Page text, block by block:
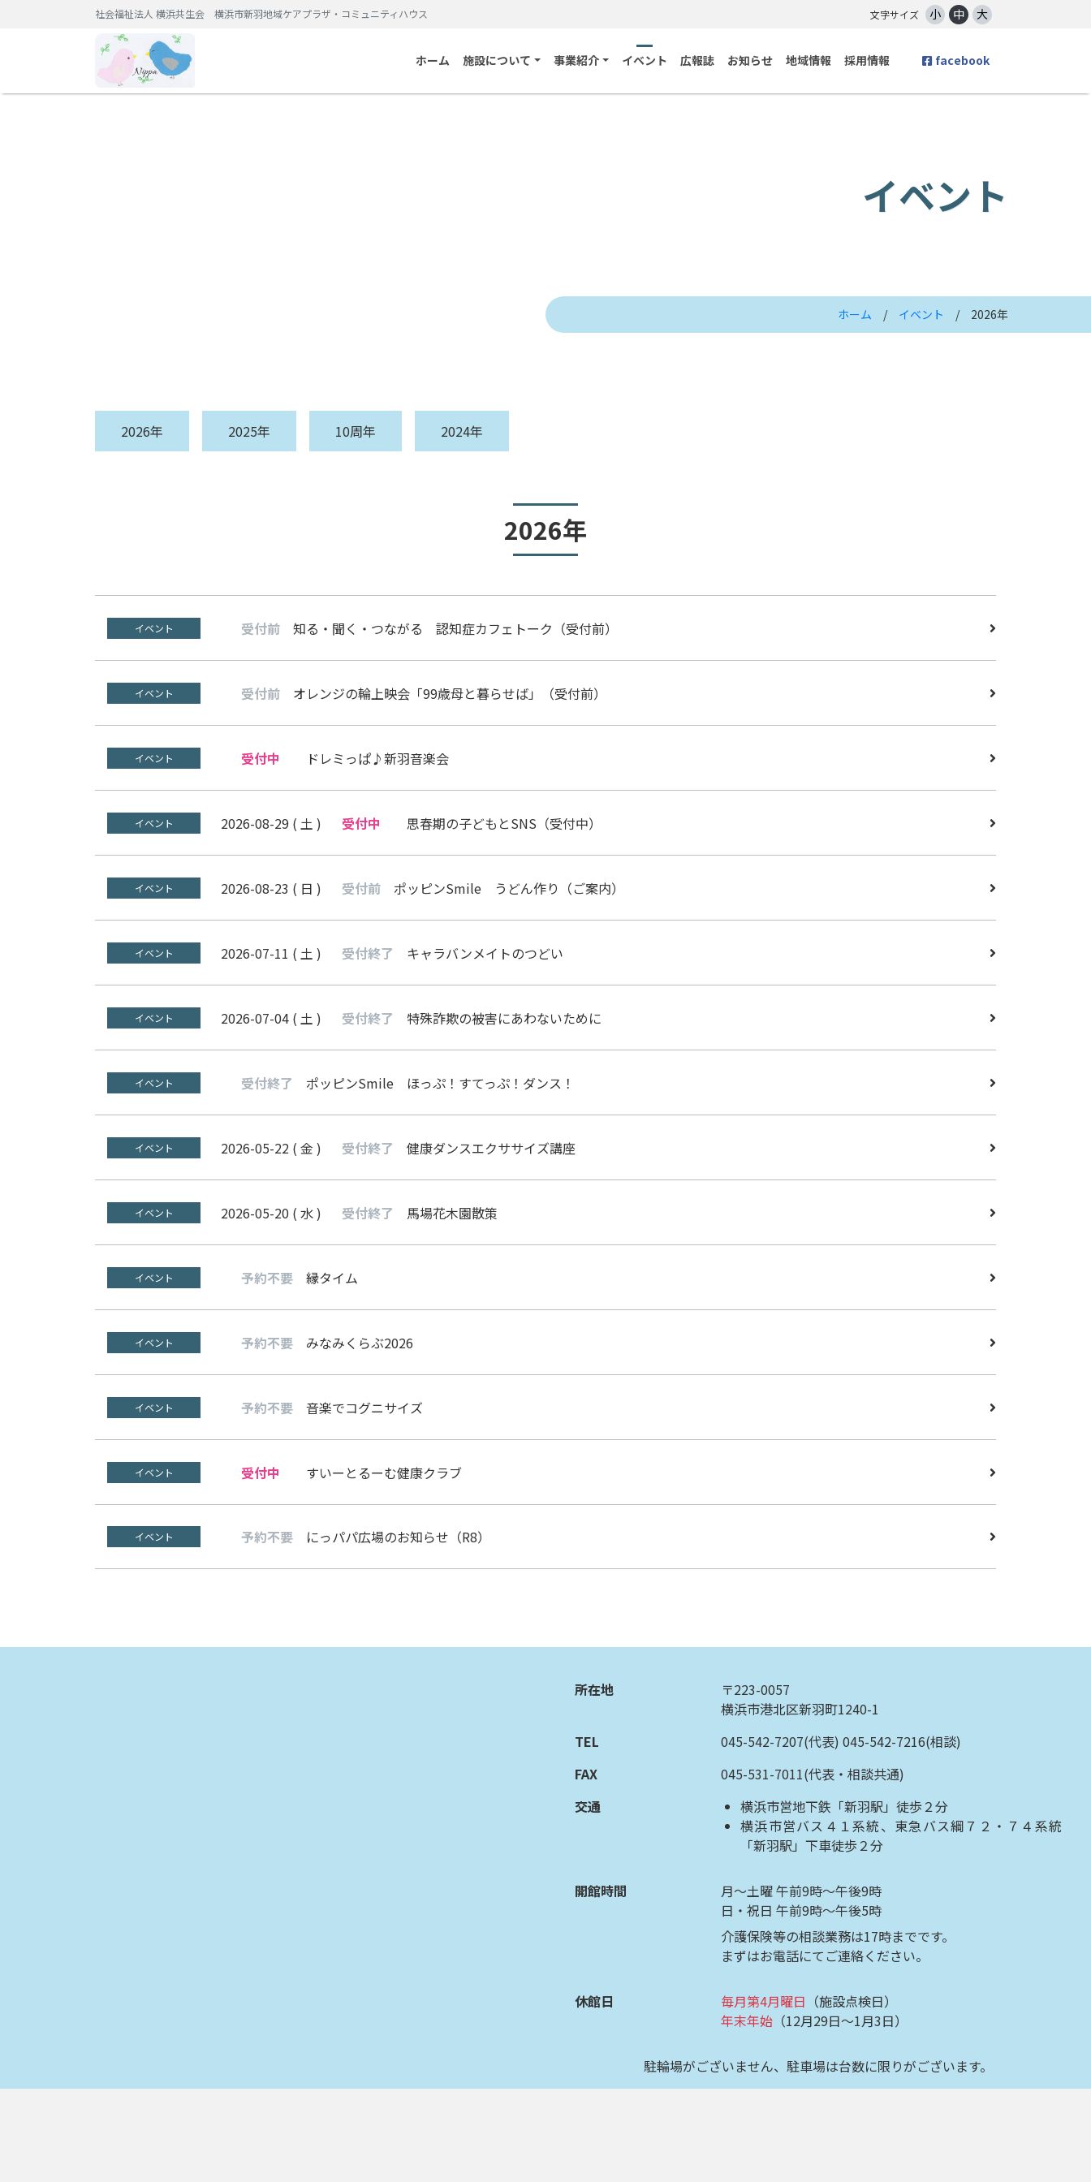
社会福祉法人 横浜共生会 横浜市新羽地域ケアプラザ・コミュニティハウス 文字サイズ 小 中 大
ホーム 施設について 事業紹介 イベント 広報誌 お知らせ 地域情報 採用情報 facebook
イベント
ホーム / イベント / 2026年
2026年 2025年 10周年 2024年
2026年
イベント 受付前 知る・聞く・つながる 認知症カフェトーク（受付前）
イベント 受付前 オレンジの輪上映会「99歳母と暮らせば」（受付前）
イベント 受付中 ドレミっぱ♪新羽音楽会
イベント 2026-08-29 ( 土 ) 受付中 思春期の子どもとSNS（受付中）
イベント 2026-08-23 ( 日 ) 受付前 ポッピンSmile うどん作り（ご案内）
イベント 2026-07-11 ( 土 ) 受付終了 キャラバンメイトのつどい
イベント 2026-07-04 ( 土 ) 受付終了 特殊詐欺の被害にあわないために
イベント 受付終了 ポッピンSmile ほっぷ！すてっぷ！ダンス！
イベント 2026-05-22 ( 金 ) 受付終了 健康ダンスエクササイズ講座
イベント 2026-05-20 ( 水 ) 受付終了 馬場花木園散策
イベント 予約不要 縁タイム
イベント 予約不要 みなみくらぶ2026
イベント 予約不要 音楽でコグニサイズ
イベント 受付中 すいーとるーむ健康クラブ
イベント 予約不要 にっパパ広場のお知らせ（R8）
所在地
〒223-0057
横浜市港北区新羽町1240-1
TEL
045-542-7207(代表) 045-542-7216(相談)
FAX
045-531-7011(代表・相談共通)
交通
横浜市営地下鉄「新羽駅」徒歩２分
横浜市営バス４１系統、東急バス綱７２・７４系統
「新羽駅」下車徒歩２分
開館時間
月～土曜 午前9時～午後9時
日・祝日 午前9時～午後5時
介護保険等の相談業務は17時までです。
まずはお電話にてご連絡ください。
休館日 毎月第4月曜日 （施設点検日）
年末年始 （12月29日～1月3日）
駐輪場がございません、駐車場は台数に限りがございます。